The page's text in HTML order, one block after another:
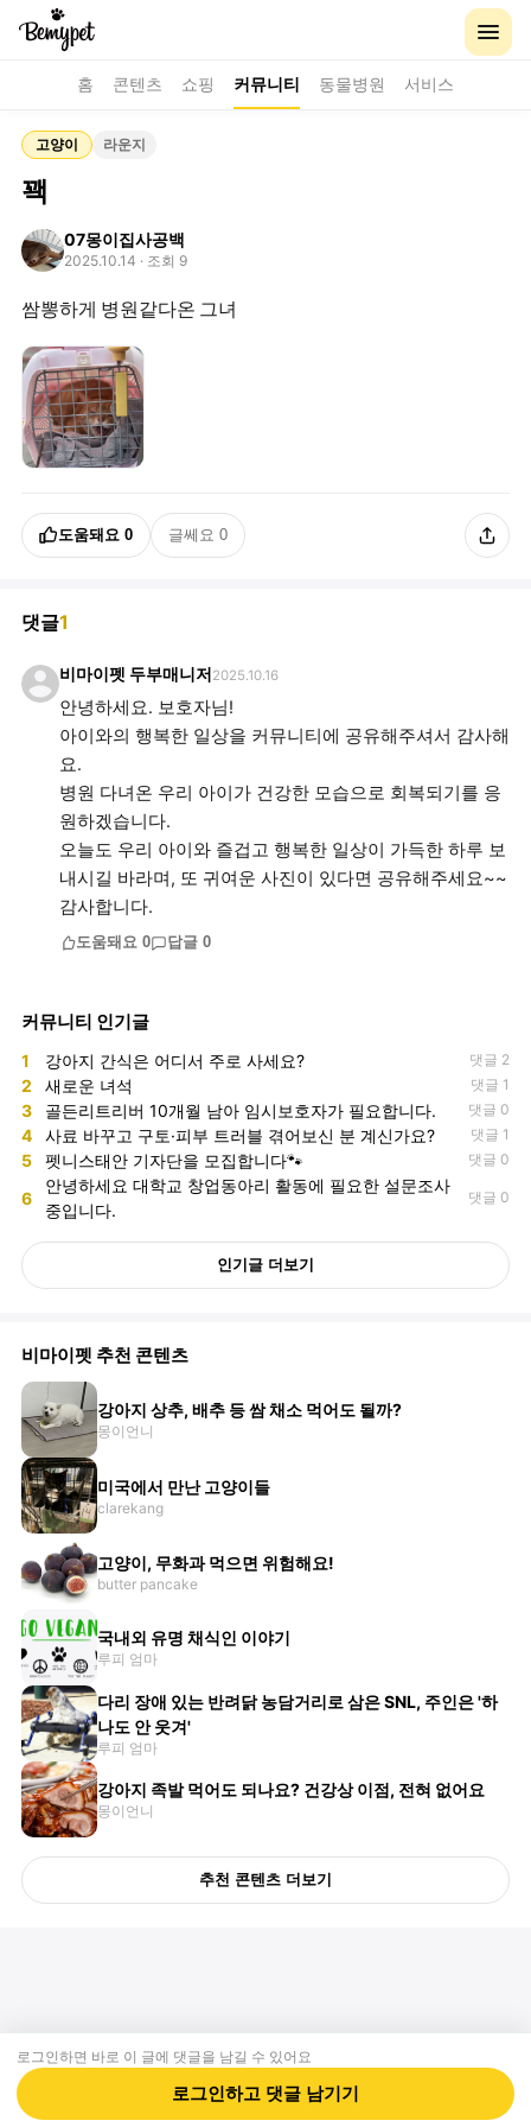
홈 콘텐츠 쇼핑 커뮤니티 동물병원 서비스
고양이 라운지
꽥
07몽이집사공백
2025.10.14 · 조회 9
쌈뽕하게 병원같다온 그녀
도움돼요 0 글쎄요 0
댓글1
비마이펫 두부매니저 2025.10.16
안녕하세요. 보호자님!
아이와의 행복한 일상을 커뮤니티에 공유해주셔서 감사해
요.
병원 다녀온 우리 아이가 건강한 모습으로 회복되기를 응
원하겠습니다.
오늘도 우리 아이와 즐겁고 행복한 일상이 가득한 하루 보
내시길 바라며, 또 귀여운 사진이 있다면 공유해주세요~~
도움돼요 0 답글 0
커뮤니티 인기글
1 강아지 간식은 어디서 주로 사세요? 댓글 2
2 새로운 녀석 댓글 1
3 골든리트리버 10개월 남아 임시보호자가 필요합니다. 댓글 0
4 사료 바꾸고 구토·피부 트러블 겪어보신 분 계신가요? 댓글 1
5 펫니스태안 기자단을 모집합니다🐾 댓글 0
6
안녕하세요 대학교 창업동아리 활동에 필요한 설문조사
중입니다.
댓글 0
인기글 더보기
비마이펫 추천 콘텐츠
강아지 상추, 배추 등 쌈 채소 먹어도 될까?
몽이언니
미국에서 만난 고양이들
clarekang
고양이, 무화과 먹으면 위험해요!
butter pancake
국내외 유명 채식인 이야기
루피 엄마
다리 장애 있는 반려닭 농담거리로 삼은 SNL, 주인은 '하
나도 안 웃겨'
루피 엄마
강아지 족발 먹어도 되나요? 건강상 이점, 전혀 없어요
몽이언니
추천 콘텐츠 더보기
로그인하면 바로 이 글에 댓글을 남길 수 있어요
로그인하고 댓글 남기기